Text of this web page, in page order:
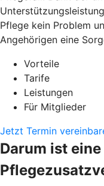
Pflege kein Problem
Angehörigen eine
Vorteile
Tarife
Leistungen
Für Mitglieder
Jetzt Termin
Darum ist eine